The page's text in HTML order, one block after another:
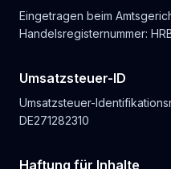
Eingetragen beim
Handelsregisternummer:
Umsatzsteuer-ID
Umsatzsteuer-
DE271282310
Haftung für Inhalte